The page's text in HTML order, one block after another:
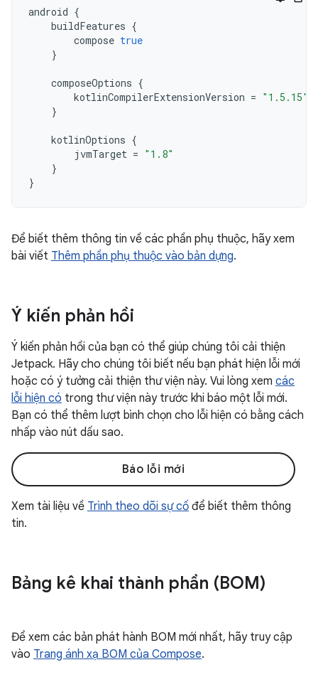
android {
buildFeatures {
compose true
}
composeOptions {
kotlinCompilerExtensionVersion = "1.5.15"
}
kotlinOptions {
jvmTarget = "1.8"
}
}
Để biết thêm thông tin về các phần phụ thuộc, hãy xem
bài viết Thêm phần phụ thuộc vào bản dựng.
Ý kiến phản hồi
Ý kiến phản hồi của bạn có thể giúp chúng tôi cải thiện
Jetpack. Hãy cho chúng tôi biết nếu bạn phát hiện lỗi mới
hoặc có ý tưởng cải thiện thư viện này. Vui lòng xem các
lỗi hiện có trong thư viện này trước khi báo một lỗi mới.
Bạn có thể thêm lượt bình chọn cho lỗi hiện có bằng cách
nhấp vào nút dấu sao.
Báo lỗi mới
Xem tài liệu về Trình theo dõi sự cố để biết thêm thông
tin.
Bảng kê khai thành phần (BOM)
Để xem các bản phát hành BOM mới nhất, hãy truy cập
vào Trang ánh xạ BOM của Compose.